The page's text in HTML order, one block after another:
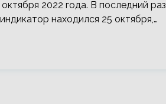
2022 года. В последний раз
находился 25 октября,…